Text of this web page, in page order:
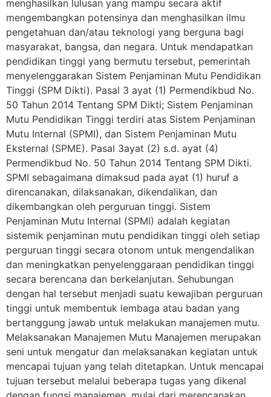
menghasilkan lulusan yang mampu secara aktif
mengembangkan potensinya dan menghasilkan ilmu
pengetahuan dan/atau teknologi yang berguna bagi
masyarakat, bangsa, dan negara. Untuk mendapatkan
pendidikan tinggi yang bermutu tersebut, pemerintah
menyelenggarakan Sistem Penjaminan Mutu Pendidikan
Tinggi (SPM Dikti). Pasal 3 ayat (1) Permendikbud No.
50 Tahun 2014 Tentang SPM Dikti; Sistem Penjaminan
Mutu Pendidikan Tinggi terdiri atas Sistem Penjaminan
Mutu Internal (SPMI), dan Sistem Penjaminan Mutu
Eksternal (SPME). Pasal 3ayat (2) s.d. ayat (4)
Permendikbud No. 50 Tahun 2014 Tentang SPM Dikti.
SPMI sebagaimana dimaksud pada ayat (1) huruf a
direncanakan, dilaksanakan, dikendalikan, dan
dikembangkan oleh perguruan tinggi. Sistem
Penjaminan Mutu Internal (SPMI) adalah kegiatan
sistemik penjaminan mutu pendidikan tinggi oleh setiap
perguruan tinggi secara otonom untuk mengendalikan
dan meningkatkan penyelenggaraan pendidikan tinggi
secara berencana dan berkelanjutan. Sehubungan
dengan hal tersebut menjadi suatu kewajiban perguruan
tinggi untuk membentuk lembaga atau badan yang
bertanggung jawab untuk melakukan manajemen mutu.
Melaksanakan Manajemen Mutu Manajemen merupakan
seni untuk mengatur dan melaksanakan kegiatan untuk
mencapai tujuan yang telah ditetapkan. Untuk mencapai
tujuan tersebut melalui beberapa tugas yang dikenal